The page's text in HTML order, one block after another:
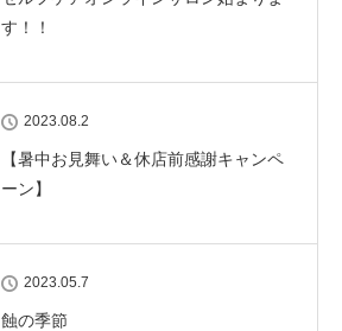
す！！
2023.08.2
【暑中お見舞い＆休店前感謝キャンペ
ーン】
2023.05.7
蝕の季節